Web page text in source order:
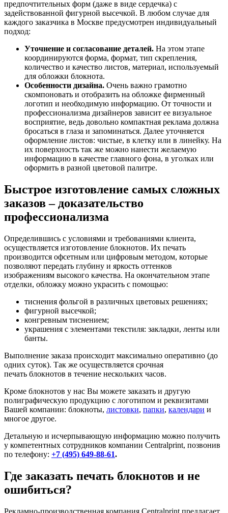
предпочтительных форм (даже в виде сердечка) с
задействованной фигурной высечкой. В любом случае для
каждого заказчика в Москве предусмотрен индивидуальный
подход:
Уточнение и согласование деталей. На этом этапе
координируются форма, формат, тип скрепления,
количество и качество листов, материал, используемый
для обложки блокнота.
Особенности дизайна. Очень важно грамотно
скомпоновать и отобразить на обложке фирменный
логотип и необходимую информацию. От точности и
профессионализма дизайнеров зависит ее визуальное
восприятие, ведь довольно компактная реклама должна
бросаться в глаза и запоминаться. Далее уточняется
оформление листов: чистые, в клетку или в линейку. На
их поверхность так же можно нанести желаемую
информацию в качестве главного фона, в уголках или
оформить в разной цветовой палитре.
Быстрое изготовление самых сложных
заказов – доказательство
профессионализма
Определившись с условиями и требованиями клиента,
осуществляется изготовление блокнотов. Их печать
производится офсетным или цифровым методом, которые
позволяют передать глубину и яркость оттенков
изображениям высокого качества. На окончательном этапе
отделки, обложку можно украсить с помощью:
тиснения фольгой в различных цветовых решениях;
фигурной высечкой;
конгревным тиснением;
украшения с элементами текстиля: закладки, ленты или
банты.
Выполнение заказа происходит максимально оперативно (до
одних суток). Так же осуществляется срочная
печать блокнотов в течение нескольких часов.
Кроме блокнотов у нас Вы можете заказать и другую
полиграфическую продукцию с логотипом и реквизитами
Вашей компании: блокноты, листовки, папки, календари и
многое другое.
Детальную и исчерпывающую информацию можно получить
у компетентных сотрудников компании Centralprint, позвонив
по телефону: +7 (495) 649-88-61.
Где заказать печать блокнотов и не
ошибиться?
Рекламно-производственная компания Centralprint предлагает